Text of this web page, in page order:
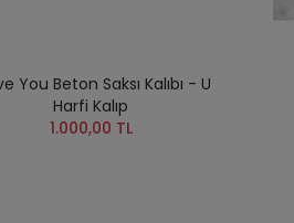
You Beton Saksı Kalıbı - U
Harfi Kalıp
1.000,00 TL